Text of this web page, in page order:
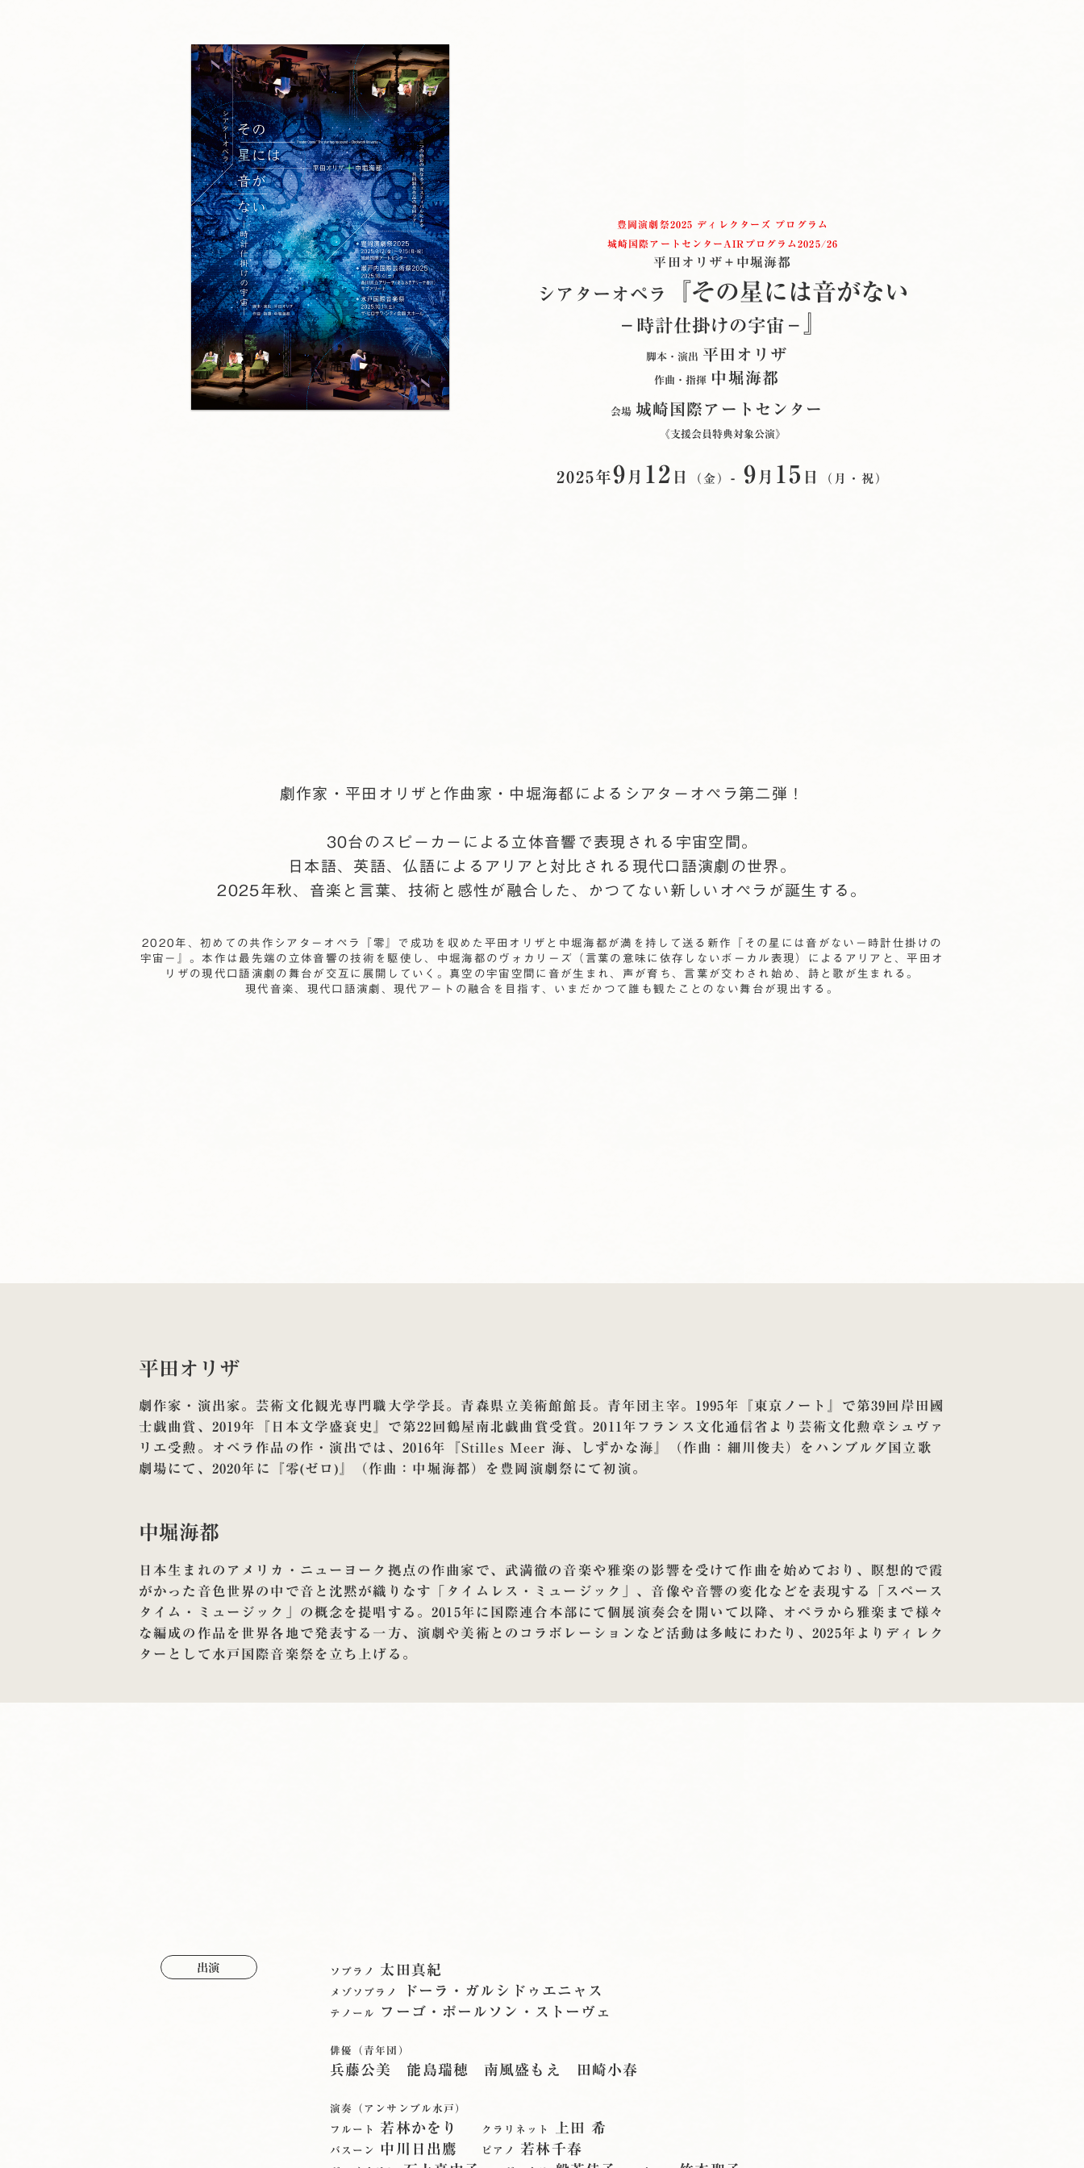
豊岡演劇祭2025 ディレクターズ プログラム
城崎国際アートセンターAIRプログラム2025/26
平田オリザ＋中堀海都
シアターオペラ 『その星には音がない
−時計仕掛けの宇宙−
脚本・演出 平田オリザ
作曲・指揮 中堀海都
会場 城崎国際アートセンター
《支援会員特典対象公演》
2025年9 月 12 日 （金） - 9 月 15 日 （月・祝）
劇作家・平田オリザと作曲家・中堀海都によるシアターオペラ第二弾！
30台のスピーカーによる立体音響で表現される宇宙空間。
日本語、英語、仏語によるアリアと対比される現代口語演劇の世界。
2025年秋、音楽と言葉、技術と感性が融合した、かつてない新しいオペラが誕生する。
2020年、初めての共作シアターオペラ『零』で成功を収めた平田オリザと中堀海都が満を持して送る新作『その星には音がない－時計仕掛けの
宇宙－』。本作は最先端の立体音響の技術を駆使し、中堀海都のヴォカリーズ（言葉の意味に依存しないボーカル表現）によるアリアと、平田オ
リザの現代口語演劇の舞台が交互に展開していく。真空の宇宙空間に音が生まれ、声が育ち、言葉が交わされ始め、詩と歌が生まれる。
現代音楽、現代口語演劇、現代アートの融合を目指す、いまだかつて誰も観たことのない舞台が現出する。
平田オリザ
劇作家・演出家。芸術文化観光専門職大学学長。青森県立美術館館長。青年団主宰。1995年『東京ノート』で第39回岸田國
士戯曲賞、2019年『日本文学盛衰史』で第22回鶴屋南北戯曲賞受賞。2011年フランス文化通信省より芸術文化勲章シュヴァ
リエ受勲。オペラ作品の作・演出では、2016年『Stilles Meer 海、しずかな海』（作曲：細川俊夫）をハンブルグ国立歌
劇場にて、2020年に『零(ゼロ)』（作曲：中堀海都）を豊岡演劇祭にて初演。
中堀海都
日本生まれのアメリカ・ニューヨーク拠点の作曲家で、武満徹の音楽や雅楽の影響を受けて作曲を始めており、瞑想的で霞
がかった音色世界の中で音と沈黙が織りなす「タイムレス・ミュージック」、音像や音響の変化などを表現する「スペース
タイム・ミュージック」の概念を提唱する。2015年に国際連合本部にて個展演奏会を開いて以降、オペラから雅楽まで様々
な編成の作品を世界各地で発表する一方、演劇や美術とのコラボレーションなど活動は多岐にわたり、2025年よりディレク
ターとして水戸国際音楽祭を立ち上げる。
出演 ソプラノ 太田真紀
メゾソプラノ ドーラ・ガルシドゥエニャス
テノール フーゴ・ポールソン・ストーヴェ
俳優（青年団）
兵藤公美 能島瑞穂 南風盛もえ 田崎小春
演奏（アンサンブル水戸）
フルート
若林かをり クラリネット 上田 希
バスーン 中川日出鷹 ピアノ 若林千春